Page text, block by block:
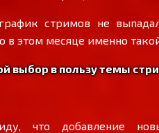
стримов не
в этом месяце именно
выбор в пользу темы
что добавление